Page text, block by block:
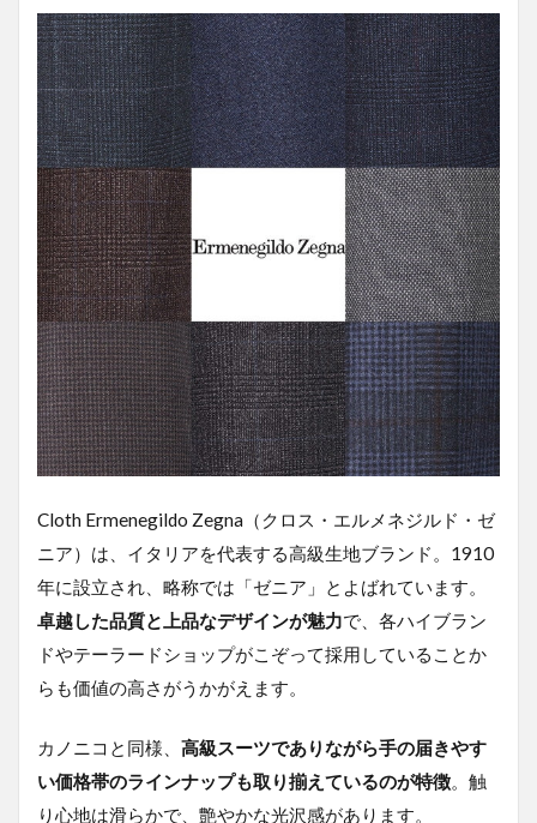
Cloth Ermenegildo Zegna（クロス・エルメネジルド・ゼ
ニア）は、イタリアを代表する高級生地ブランド。1910
年に設立され、略称では「ゼニア」とよばれています。
卓越した品質と上品なデザインが魅力で、各ハイブラン
ドやテーラードショップがこぞって採用していることか
らも価値の高さがうかがえます。
カノニコと同様、 高級スーツでありながら手の届きやす
い価格帯のラインナップも取り揃えているのが特徴。触
り心地は滑らかで、艶やかな光沢感があります。